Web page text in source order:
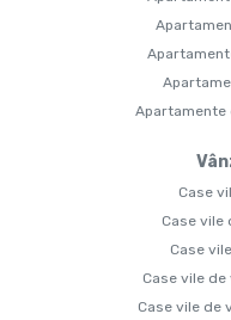
Apartamente
Case
Case vile
Case
Case vile de
Case vile de